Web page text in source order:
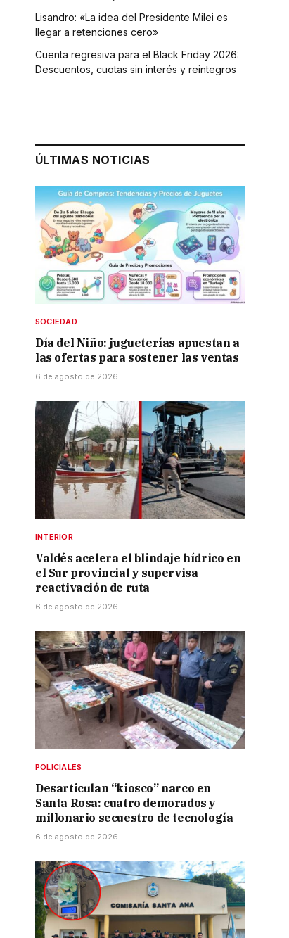
Lisandro: «La idea del Presidente Milei es
llegar a retenciones cero»
Cuenta regresiva para el Black Friday 2026:
Descuentos, cuotas sin interés y reintegros
ÚLTIMAS NOTICIAS
SOCIEDAD
Día del Niño: jugueterías apuestan a
las ofertas para sostener las ventas
6 de agosto de 2026
INTERIOR
Valdés acelera el blindaje hídrico en
el Sur provincial y supervisa
reactivación de ruta
6 de agosto de 2026
POLICIALES
Desarticulan “kiosco” narco en
Santa Rosa: cuatro demorados y
millonario secuestro de tecnología
6 de agosto de 2026